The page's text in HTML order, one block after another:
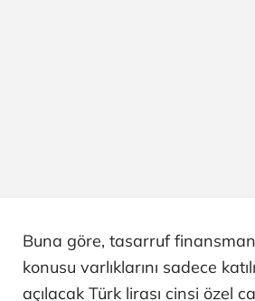
Buna göre, tasarruf
konusu varlıklarını sadece
açılacak Türk lirası cinsi özel